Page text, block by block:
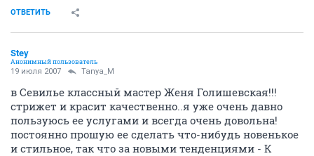
ОТВЕТИТЬ
Stey
Анонимный пользователь
19 июля 2007 Tanya_M
в Севилье классный мастер Женя Голишевская!!!
стрижет и красит качественно..я уже очень давно
пользуюсь ее услугами и всегда очень довольна!
постоянно прошую ее сделать что-нибудь новенькое
и стильное, так что за новыми тенденциями - К